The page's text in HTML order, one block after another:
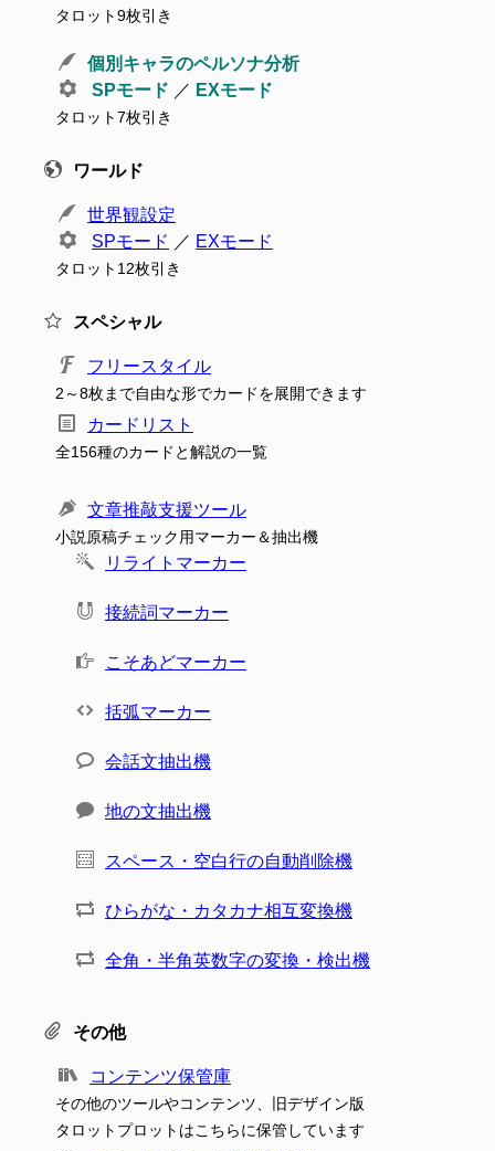
タロット9枚引き
個別キャラのペルソナ分析
SPモード ／ EXモード
タロット7枚引き
ワールド
世界観設定
SPモード ／ EXモード
タロット12枚引き
スペシャル
フリースタイル
2～8枚まで自由な形でカードを展開できます
カードリスト
全156種のカードと解説の一覧
文章推敲支援ツール
小説原稿チェック用マーカー＆抽出機
リライトマーカー
接続詞マーカー
こそあどマーカー
括弧マーカー
会話文抽出機
地の文抽出機
スペース・空白行の自動削除機
ひらがな・カタカナ相互変換機
全角・半角英数字の変換・検出機
その他
コンテンツ保管庫
その他のツールやコンテンツ、旧デザイン版
タロットプロットはこちらに保管しています